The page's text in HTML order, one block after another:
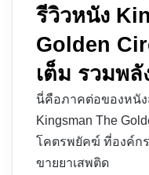
รีวิวหนัง
Golden
เต็ม รวมพ
นี่คือภาคต่อของหนั
Kingsman The
โคตรพยัคฆ์ ที่องค์ก
ขายยาเสพติด